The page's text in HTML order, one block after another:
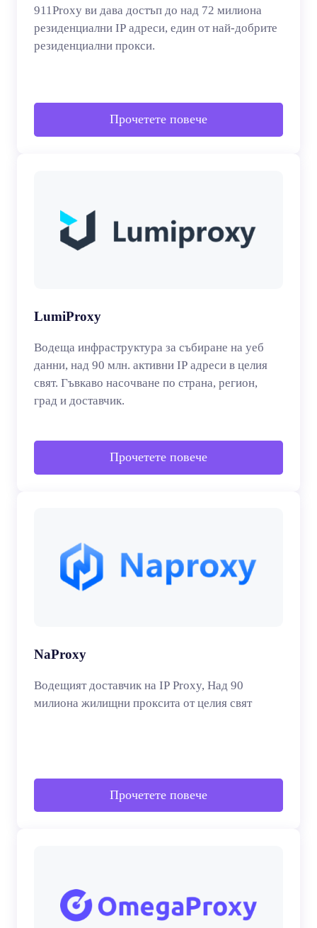
911Proxy ви дава достъп до над 72 милиона
резиденциални IP адреси, един от най-добрите
резиденциални прокси.
Прочетете повече
LumiProxy
Водеща инфраструктура за събиране на уеб
данни, над 90 млн. активни IP адреси в целия
свят. Гъвкаво насочване по страна, регион,
град и доставчик.
Прочетете повече
NaProxy
Водещият доставчик на IP Proxy, Над 90
милиона жилищни проксита от целия свят
Прочетете повече